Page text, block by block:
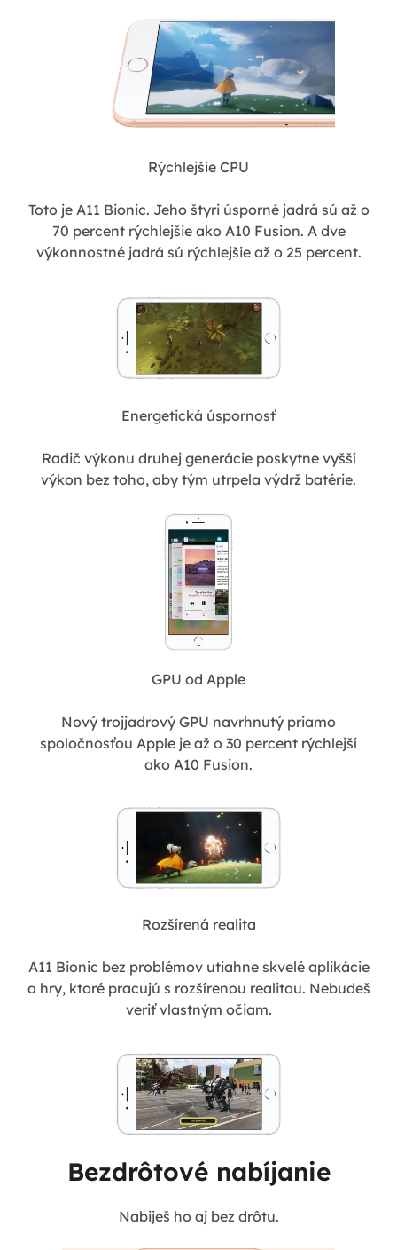
Rýchlejšie CPU
Toto je A11 Bionic. Jeho štyri úsporné jadrá sú až o
70 percent rýchlejšie ako A10 Fusion. A dve
výkonnostné jadrá sú rýchlejšie až o 25 percent.
Energetická úspornosť
Radič výkonu druhej generácie poskytne vyšší
výkon bez toho, aby tým utrpela výdrž batérie.
GPU od Apple
Nový trojjadrový GPU navrhnutý priamo
spoločnosťou Apple je až o 30 percent rýchlejší
ako A10 Fusion.
Rozšírená realita
A11 Bionic bez problémov utiahne skvelé aplikácie
a hry, ktoré pracujú s rozšírenou realitou. Nebudeš
veriť vlastným očiam.
Bezdrôtové nabíjanie
Nabiješ ho aj bez drôtu.